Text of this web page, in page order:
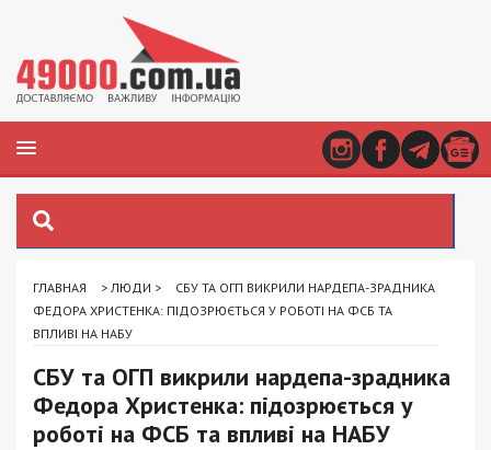
ГЛАВНАЯ > ЛЮДИ >
СБУ ТА ОГП ВИКРИЛИ НАРДЕПА-ЗРАДНИКА
ФЕДОРА ХРИСТЕНКА: ПІДОЗРЮЄТЬСЯ У РОБОТІ НА ФСБ ТА
ВПЛИВІ НА НАБУ
СБУ та ОГП викрили нардепа-зрадника
Федора Христенка: підозрюється у
роботі на ФСБ та впливі на НАБУ